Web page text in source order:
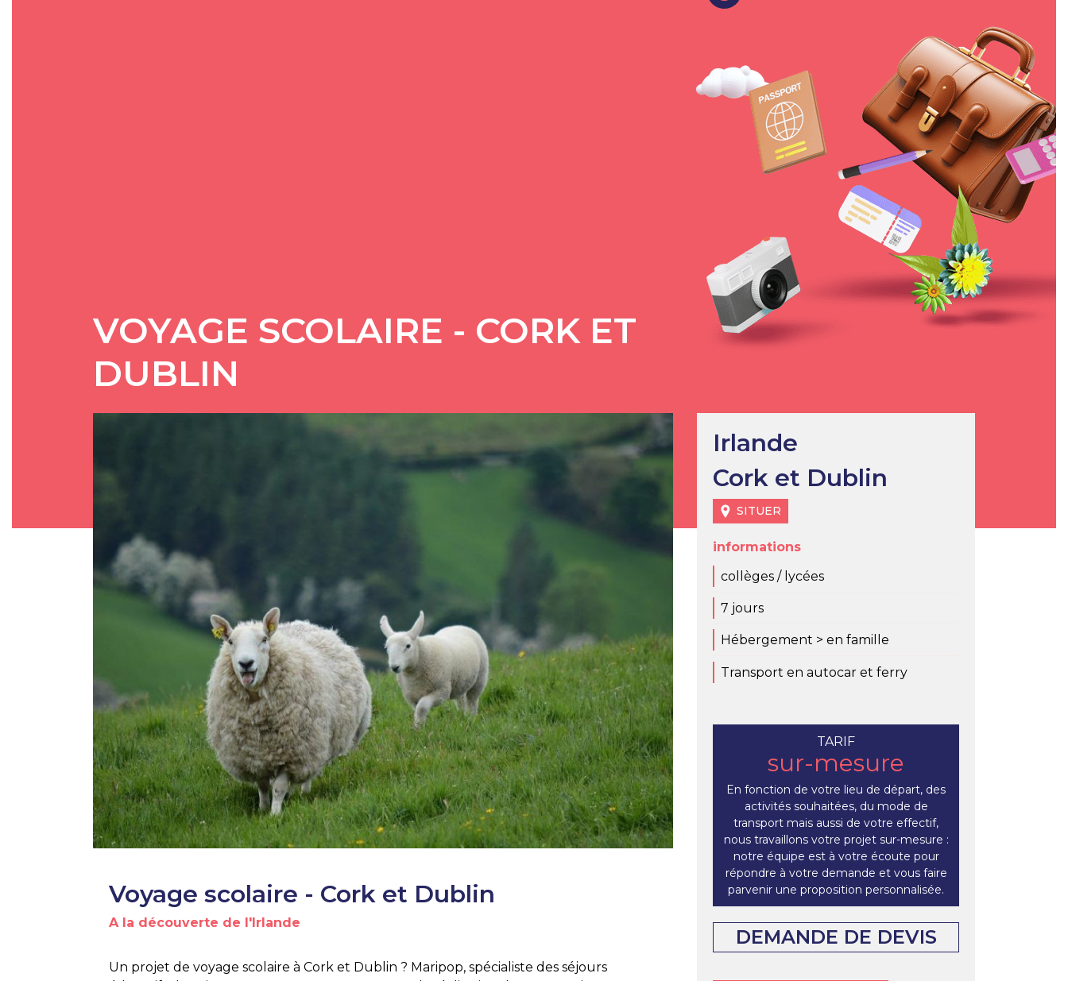
VOYAGE SCOLAIRE - CORK ET
DUBLIN
Voyage scolaire - Cork et Dublin
A la découverte de l'Irlande
Un projet de voyage scolaire à Cork et Dublin ? Maripop, spécialiste des séjours
Irlande
Cork et Dublin
SITUER
informations
collèges / lycées
7 jours
Hébergement > en famille
Transport en autocar et ferry
TARIF
sur-mesure
En fonction de votre lieu de départ, des
activités souhaitées, du mode de
transport mais aussi de votre effectif,
nous travaillons votre projet sur-mesure :
notre équipe est à votre écoute pour
répondre à votre demande et vous faire
parvenir une proposition personnalisée.
DEMANDE DE DEVIS